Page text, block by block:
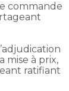
commande
mise à prix,
ratifiant